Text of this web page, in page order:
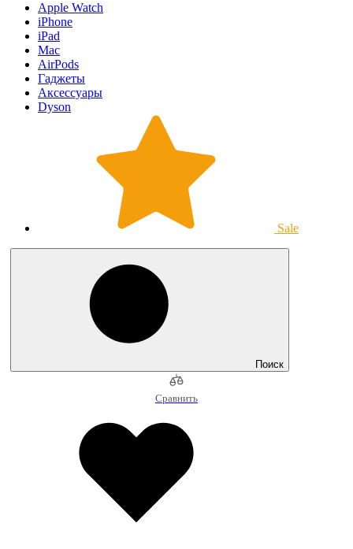
Apple Watch
iPhone
iPad
Mac
AirPods
Гаджеты
Аксессуары
Dyson
Sale
Поиск
Сравнить